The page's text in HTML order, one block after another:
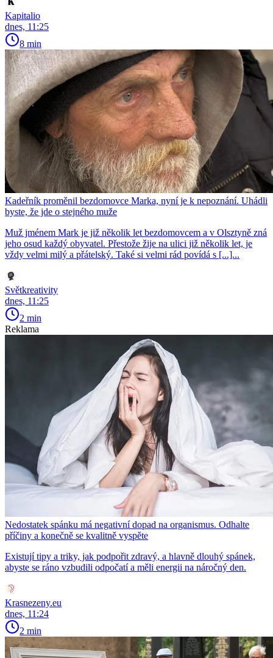
Kapitalio
dnes, 11:25
8 min
Kadeřník proměnil bezdomovce Marka, nyní je k nepoznání. Uhádli
byste, že jde o stejného muže
Muž jménem Mark je již několik let bezdomovcem a v Olsztyně zná
jeho osud každý obyvatel. Přestože žije na ulici již několik let, je
vždy velmi milý a přátelský. Také si velmi rád povídá s [...]...
Světkreativity
dnes, 11:25
2 min
Reklama
Nedostatek spánku má negativní dopad na organismus. Odhalte
příčiny a konečně se kvalitně vyspěte
Existují tipy a triky, jak podpořit zdravý, a hlavně dlouhý spánek,
abyste se ráno vzbudili odpočatí a měli energii na náročný den.
Krasnezeny.eu
dnes, 11:24
2 min